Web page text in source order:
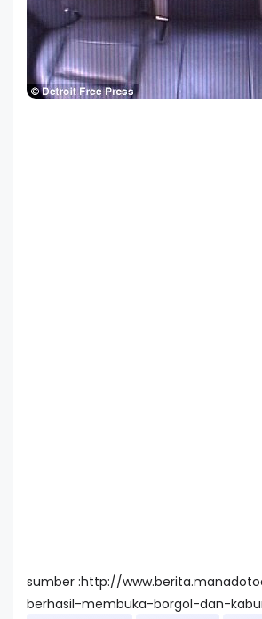
sumber :http://
berhasil-membuka-borgol-dan-